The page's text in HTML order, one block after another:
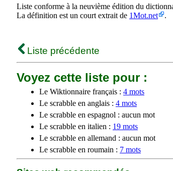
Liste conforme à la neuvième édition du
La définition est un court extrait de 1Mot.net .
Liste précédente
Voyez cette liste pour :
Le Wiktionnaire français : 4 mots
Le scrabble en anglais : 4 mots
Le scrabble en espagnol : aucun mot
Le scrabble en italien : 19 mots
Le scrabble en allemand : aucun mot
Le scrabble en roumain : 7 mots